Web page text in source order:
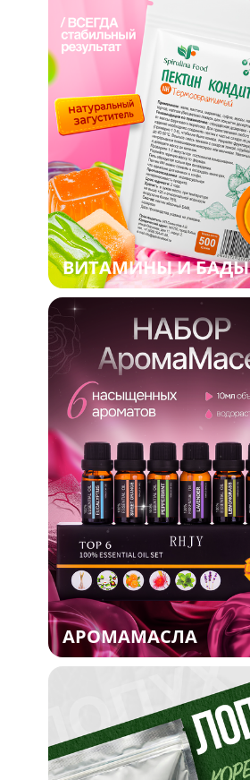
ВИТАМИНЫ И БАДЫ
АРОМАМАСЛА